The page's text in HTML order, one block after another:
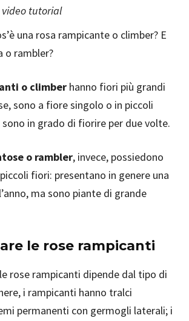
video tutorial
una rosa rampicante o climber? E
o rambler?
o climber hanno fiori più grandi
sono a fiore singolo o in piccoli
sono in grado di fiorire per due volte.
o rambler, invece, possiedono
fiori: presentano in genere una
ma sono piante di grande
le rose rampicanti
rose rampicanti dipende dal tipo di
i rampicanti hanno tralci
permanenti con germogli laterali; i